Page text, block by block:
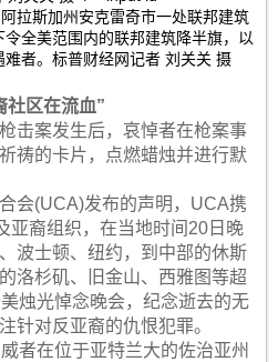
拉斯加州安克雷奇市一处联邦建筑
全美范围内的联邦建筑降半旗，以
者。标普财经网记者 刘关关 摄
社区在流血”
案发生后，哀悼者在枪案事
祷的卡片，点燃蜡烛并进行默
(UCA)发布的声明，UCA携
亚裔组织，在当地时间20日晚
波士顿、纽约，到中部的休斯
洛杉矶、旧金山、西雅图等超
烛光悼念晚会，纪念逝去的无
针对反亚裔的仇恨犯罪。
在位于亚特兰大的佐治亚州